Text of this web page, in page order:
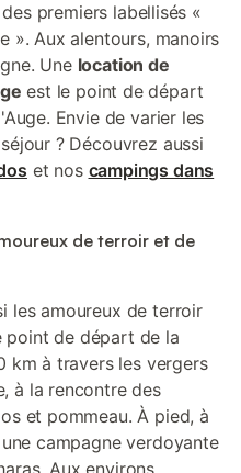
premiers labellisés «
». Aux alentours, manoirs
Une location de
est le point de départ
Envie de varier les
? Découvrez aussi
et nos campings dans
de terroir et de
les amoureux de terroir
point de départ de la
km à travers les vergers
à la rencontre des
et pommeau. À pied, à
campagne verdoyante
Aux environs,